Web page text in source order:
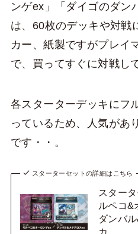
ンゲex」「ダイゴのダン
は、60枚のデッキや対戦
カー、紙製ですがプレイ
で、買ってすぐに対戦し
各スターターデッキにフ
っているため、人気があ
です・・。
スターターセットの詳細はこちら
スター
ルペコ&
ダンバ
カ…